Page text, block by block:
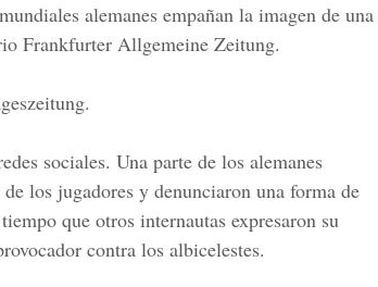
alemanes empañan la imagen de una
Frankfurter Allgemeine Zeitung.
sociales. Una parte de los alemanes
los jugadores y denunciaron una forma de
que otros internautas expresaron su
contra los albicelestes.